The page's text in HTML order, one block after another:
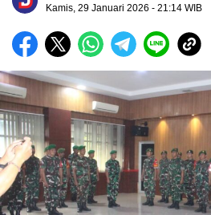
Kamis, 29 Januari 2026 - 21:14 WIB